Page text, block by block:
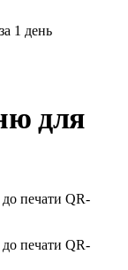
1 день
для
печати QR-
печати QR-